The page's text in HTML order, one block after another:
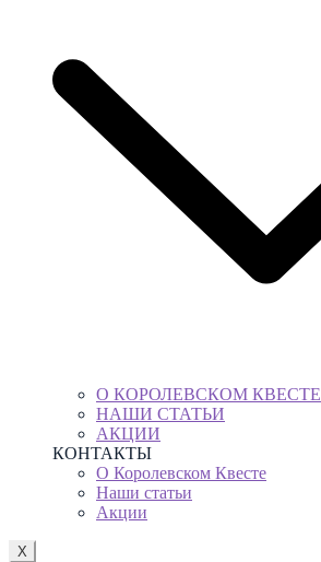
О КОРОЛЕВСКОМ КВЕСТЕ
НАШИ СТАТЬИ
АКЦИИ
КОНТАКТЫ
О Королевском Квесте
Наши статьи
Акции
X